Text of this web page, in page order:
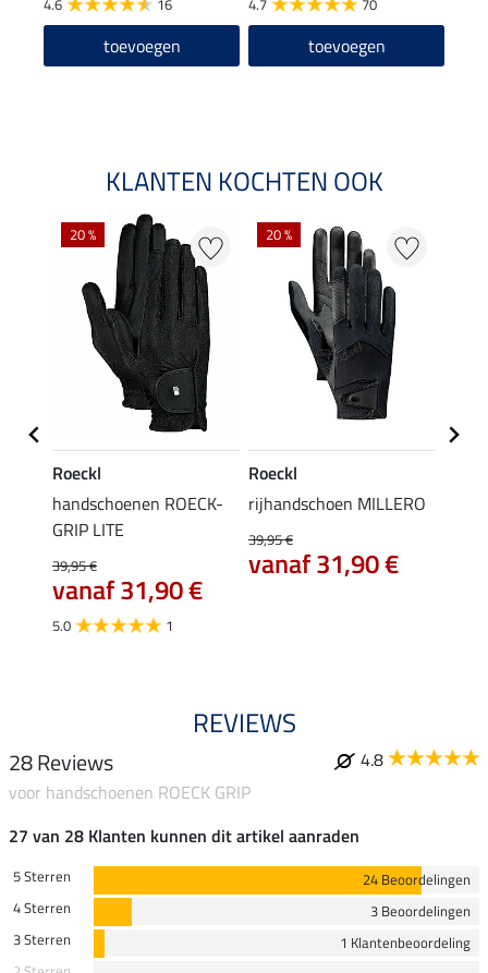
4.6 16
toevoegen
4.7 70
toevoegen
KLANTEN KOCHTEN OOK
20 %
Roeckl
handschoenen ROECK-
GRIP LITE
39,95 €
vanaf 31,90 €
5.0 1
20 %
Roeckl
rijhandschoen MILLERO
39,95 €
vanaf 31,90 €
REVIEWS
28 Reviews
4.8
voor handschoenen ROECK GRIP
27 van 28 Klanten kunnen dit artikel aanraden
5 Sterren
24 Beoordelingen
4 Sterren
3 Beoordelingen
3 Sterren
1 Klantenbeoordeling